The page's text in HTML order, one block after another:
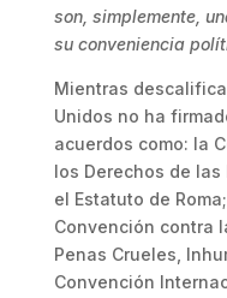
son, simplemente,
su conveniencia
Mientras
Unidos no ha
acuerdos como: la
los Derechos de
el Estatuto de
Convención contra
Penas Crueles,
Convención